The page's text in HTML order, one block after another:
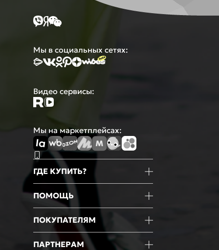
Мы в социальных сетях:
Видео сервисы:
Мы на маркетплейсах:
ГДЕ КУПИТЬ?
Маркетплейсы
ПОМОЩЬ
Информация о товаре
Оформление покупки
ПОКУПАТЕЛЯМ
ПАРТНЕРАМ